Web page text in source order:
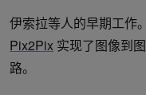
伊索拉等人的早期工作
Pix2Pix 实现了图像到
路。